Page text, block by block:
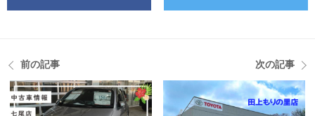
前の記事 次の記事